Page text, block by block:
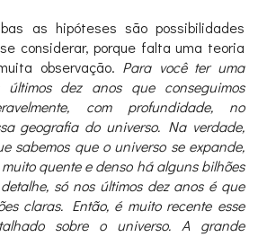
as hipóteses são possibilidades
considerar, porque falta uma teoria
observação. Para você ter uma
dez anos que conseguimos
com profundidade, no
geografia do universo. Na verdade,
sabemos que o universo se expande,
quente e denso há alguns bilhões
só nos últimos dez anos é que
claras. Então, é muito recente esse
sobre o universo. A grande